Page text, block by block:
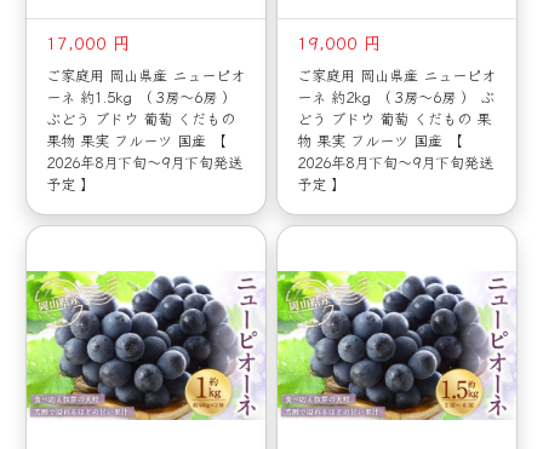
17,000 円
ご家庭用 岡山県産 ニューピオ
ーネ 約1.5kg （ 3房～6房 ）
ぶどう ブドウ 葡萄 くだもの
果物 果実 フルーツ 国産 【
2026年8月下旬～9月下旬発送
予定 】
19,000 円
ご家庭用 岡山県産 ニューピオ
ーネ 約2kg （ 3房～6房 ） ぶ
どう ブドウ 葡萄 くだもの 果
物 果実 フルーツ 国産 【
2026年8月下旬～9月下旬発送
予定 】